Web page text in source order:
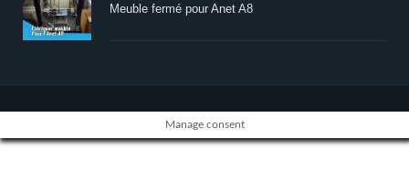
Meuble fermé pour Anet A8
Manage consent